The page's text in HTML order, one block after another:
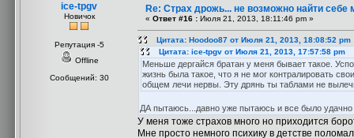
ice-tpgv
Новичок
Репутация -5
Offline
Сообщений: 30
Re: Страх дрожь... не возможно найти себе
« Ответ #16 : Июля 21, 2013, 18:11:46 pm »
Цитата: Hoodoo87 от Июля 21, 2013, 18:08:52 pm
Цитата: ice-tpgv от Июля 21, 2013, 17:57:58 pm
Меньше дергайся братан у меня бывает такое.
жизнь была такое, что я не мог контралировать
общем лечи нервы. Эту дрянь ты таблами не
ДА пытаюсь...давно уже пытаюсь и все было
У меня тоже страхов много но приходится
Мне просто немного психику в детстве